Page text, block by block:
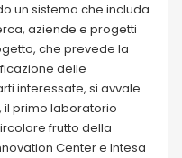
un sistema che includa
aziende e progetti
che prevede la
delle
interessate, si avvale
il primo laboratorio
frutto della
Center e Intesa